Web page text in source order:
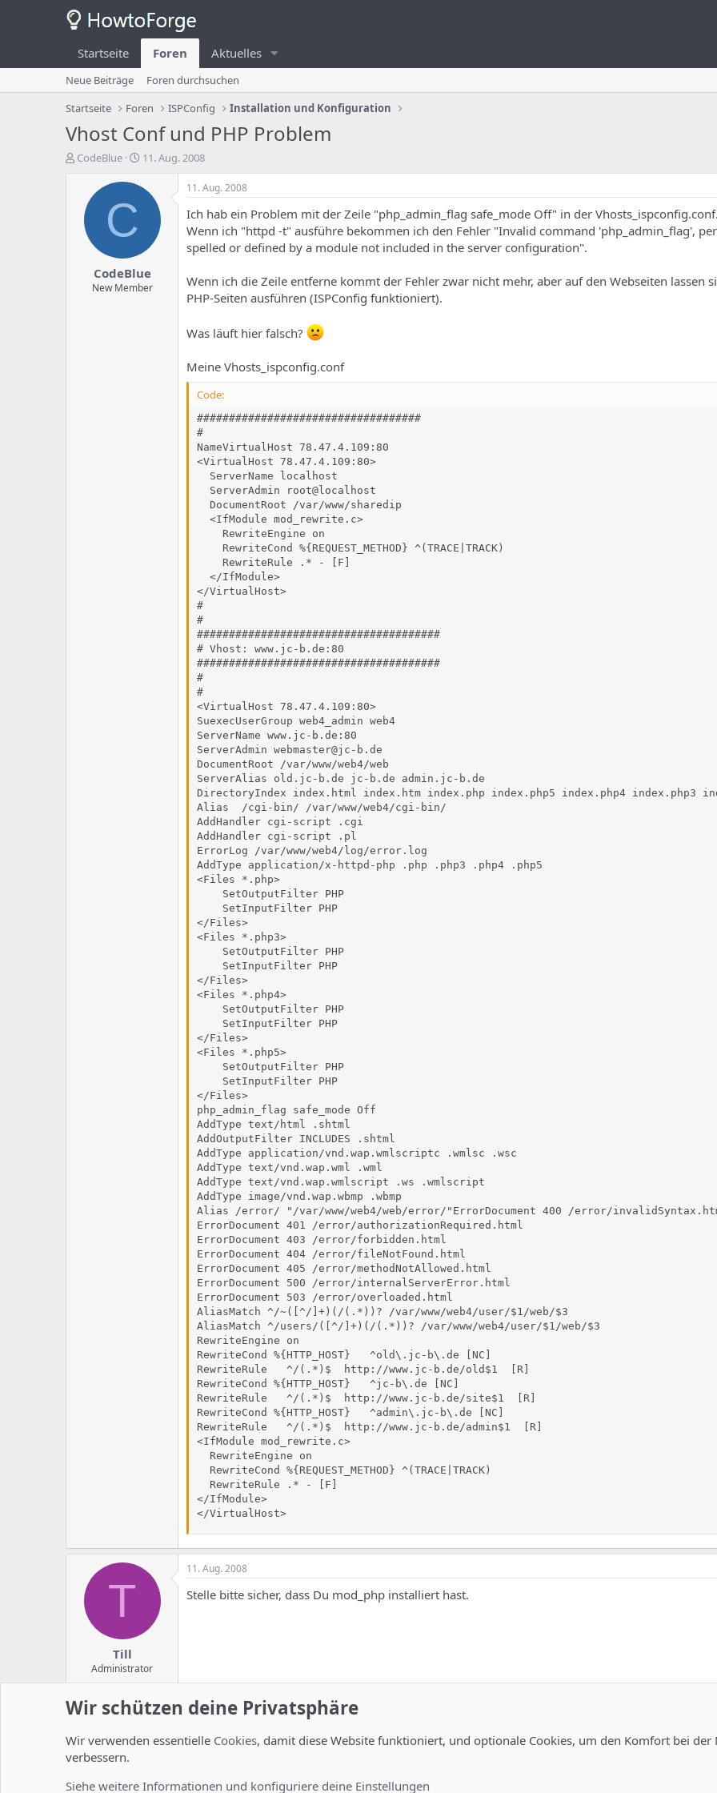
Startseite Foren Aktuelles
Neue Beiträge
Foren durchsuchen
Startseite
Foren ISPConfig Installation und Konfiguration
Vhost Conf und PHP Problem
E
CodeBlue
E
s
u
n
g
11. Aug. 2008
C
CodeBlue
New Member
11. Aug. 2008
Ich hab ein Problem mit der Zeile "php_admin_flag safe_mode Off" in der
Wenn ich "httpd -t" ausführe bekommen ich den Fehler "Invalid command 'php_admin_flag',
spelled or defined by a module not included in the server configuration".
Wenn ich die Zeile entferne kommt der Fehler zwar nicht mehr, aber auf den Webseiten lassen
PHP-Seiten ausführen (ISPConfig funktioniert).
Was läuft hier falsch?
Meine Vhosts_ispconfig.conf
Code:
###################################
#
NameVirtualHost 78.47.4.109:80
<VirtualHost 78.47.4.109:80>
  ServerName localhost
  ServerAdmin root@localhost
  DocumentRoot /var/www/sharedip
  <IfModule mod_rewrite.c>
    RewriteEngine on
    RewriteCond %{REQUEST_METHOD} ^(TRACE|TRACK)
    RewriteRule .* - [F]
  </IfModule>
</VirtualHost>
#
#
######################################
# Vhost: www.jc-b.de:80
######################################
#
#
<VirtualHost 78.47.4.109:80>
SuexecUserGroup web4_admin web4
ServerName www.jc-b.de:80
ServerAdmin webmaster@jc-b.de
DocumentRoot /var/www/web4/web
ServerAlias old.jc-b.de jc-b.de admin.jc-b.de
DirectoryIndex index.html index.htm index.php index.php5 index.php4
Alias  /cgi-bin/ /var/www/web4/cgi-bin/
AddHandler cgi-script .cgi
AddHandler cgi-script .pl
ErrorLog /var/www/web4/log/error.log
AddType application/x-httpd-php .php .php3 .php4 .php5
<Files *.php>
    SetOutputFilter PHP
    SetInputFilter PHP
</Files>
<Files *.php3>
    SetOutputFilter PHP
    SetInputFilter PHP
</Files>
<Files *.php4>
    SetOutputFilter PHP
    SetInputFilter PHP
</Files>
<Files *.php5>
    SetOutputFilter PHP
    SetInputFilter PHP
</Files>
php_admin_flag safe_mode Off
AddType text/html .shtml
AddOutputFilter INCLUDES .shtml
AddType application/vnd.wap.wmlscriptc .wmlsc .wsc
AddType text/vnd.wap.wml .wml
AddType text/vnd.wap.wmlscript .ws .wmlscript
AddType image/vnd.wap.wbmp .wbmp
Alias /error/ "/var/www/web4/web/error/"ErrorDocument 400 /error/
ErrorDocument 401 /error/authorizationRequired.html
ErrorDocument 403 /error/forbidden.html
ErrorDocument 404 /error/fileNotFound.html
ErrorDocument 405 /error/methodNotAllowed.html
ErrorDocument 500 /error/internalServerError.html
ErrorDocument 503 /error/overloaded.html
AliasMatch ^/~([^/]+)(/(.*))? /var/www/web4/user/$1/web/$3
AliasMatch ^/users/([^/]+)(/(.*))? /var/www/web4/user/$1/web/$3
RewriteEngine on
RewriteCond %{HTTP_HOST}   ^old\.jc-b\.de [NC]
RewriteRule   ^/(.*)$  http://www.jc-b.de/old$1  [R]
RewriteCond %{HTTP_HOST}   ^jc-b\.de [NC]
RewriteRule   ^/(.*)$  http://www.jc-b.de/site$1  [R]
RewriteCond %{HTTP_HOST}   ^admin\.jc-b\.de [NC]
RewriteRule   ^/(.*)$  http://www.jc-b.de/admin$1  [R]
<IfModule mod_rewrite.c>
  RewriteEngine on
  RewriteCond %{REQUEST_METHOD} ^(TRACE|TRACK)
  RewriteRule .* - [F]
</IfModule>
</VirtualHost>
T
Till
Administrator
11. Aug. 2008
Stelle bitte sicher, dass Du mod_php installiert hast.
C
CodeBlue
11. Aug. 2008
Virtualisierung mit ISPConfig genutzt. Dort war SuPHP
dabei und das konnte nicht
Danke für die Mühe
Wir schützen deine Privatsphäre
Wir verwenden essentielle Cookies, damit diese Website funktioniert, und optionale Cookies, um den Komfort bei der
verbessern.
Siehe weitere Informationen und konfiguriere deine Einstellungen